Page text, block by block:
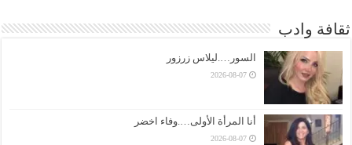
ثقافة وادب
السور….ليلاس زرزور
2026-08-07
أنا المرأة الأولى….وفاء اخضر
2026-08-07